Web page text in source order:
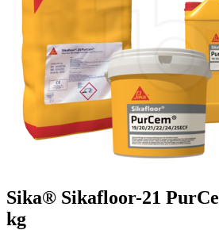
Sika® Sikafloor-21
kg